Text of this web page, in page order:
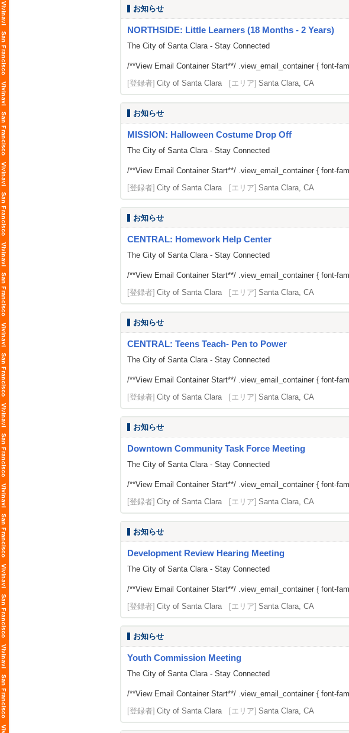
お知らせ
NORTHSIDE: Little Learners (18 Months - 2 Years)
The City of Santa Clara - Stay Connected
/**View Email Container Start**/ .view_email_container { font-
[登録者] City of Santa Clara [エリア] Santa Clara, CA
お知らせ
MISSION: Halloween Costume Drop Off
The City of Santa Clara - Stay Connected
/**View Email Container Start**/ .view_email_container { font-
[登録者] City of Santa Clara [エリア] Santa Clara, CA
お知らせ
CENTRAL: Homework Help Center
The City of Santa Clara - Stay Connected
/**View Email Container Start**/ .view_email_container { font-
[登録者] City of Santa Clara [エリア] Santa Clara, CA
お知らせ
CENTRAL: Teens Teach- Pen to Power
The City of Santa Clara - Stay Connected
/**View Email Container Start**/ .view_email_container { font-
[登録者] City of Santa Clara [エリア] Santa Clara, CA
お知らせ
Downtown Community Task Force Meeting
The City of Santa Clara - Stay Connected
/**View Email Container Start**/ .view_email_container { font-
[登録者] City of Santa Clara [エリア] Santa Clara, CA
お知らせ
Development Review Hearing Meeting
The City of Santa Clara - Stay Connected
/**View Email Container Start**/ .view_email_container { font-
[登録者] City of Santa Clara [エリア] Santa Clara, CA
お知らせ
Youth Commission Meeting
The City of Santa Clara - Stay Connected
/**View Email Container Start**/ .view_email_container { font-
[登録者] City of Santa Clara [エリア] Santa Clara, CA